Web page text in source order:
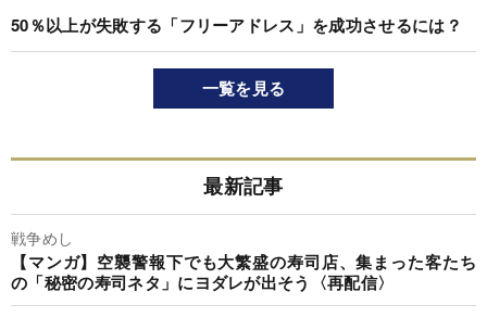
50％以上が失敗する「フリーアドレス」を成功させるには？
一覧を見る
最新記事
戦争めし
【マンガ】空襲警報下でも大繁盛の寿司店、集まった客たち
の「秘密の寿司ネタ」にヨダレが出そう〈再配信〉